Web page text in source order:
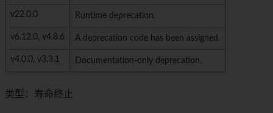
v22.0.0 Runtime deprecation.
v6.12.0, v4.8.6 A deprecation code has been assigned.
v4.0.0, v3.3.1 Documentation-only deprecation.
类型：寿命终止